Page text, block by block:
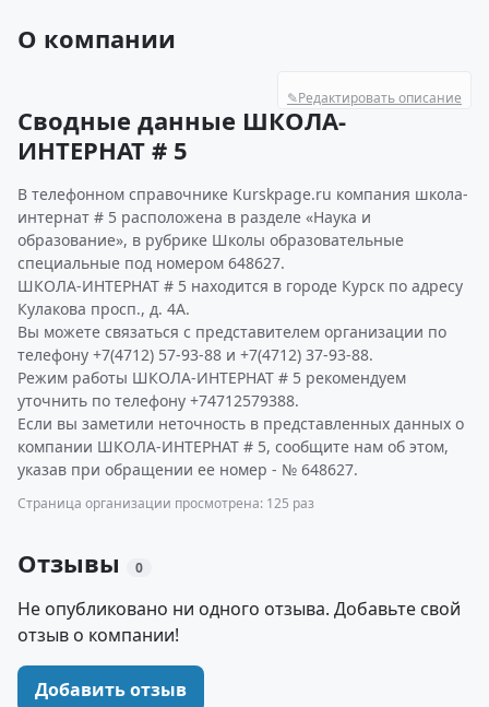
О компании
✎Редактировать описание
Сводные данные ШКОЛА-
ИНТЕРНАТ # 5
В телефонном справочнике Kurskpage.ru компания школа-
интернат # 5 расположена в разделе «Наука и
образование», в рубрике Школы образовательные
специальные под номером 648627.
ШКОЛА-ИНТЕРНАТ # 5 находится в городе Курск по адресу
Кулакова просп., д. 4А.
Вы можете связаться с представителем организации по
телефону +7(4712) 57-93-88 и +7(4712) 37-93-88.
Режим работы ШКОЛА-ИНТЕРНАТ # 5 рекомендуем
уточнить по телефону +74712579388.
Если вы заметили неточность в представленных данных о
компании ШКОЛА-ИНТЕРНАТ # 5, сообщите нам об этом,
указав при обращении ее номер - № 648627.
Страница организации просмотрена: 125 раз
Отзывы 0
Не опубликовано ни одного отзыва. Добавьте свой
отзыв о компании!
Добавить отзыв